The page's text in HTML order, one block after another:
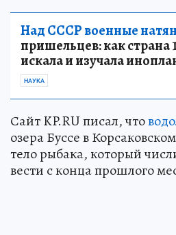
Над СССР военные
пришельцев: как страна
искала и изучала
НАУКА
Сайт KP.RU писал, что
озера Буссе в
тело рыбака, который
вести с конца прошлого